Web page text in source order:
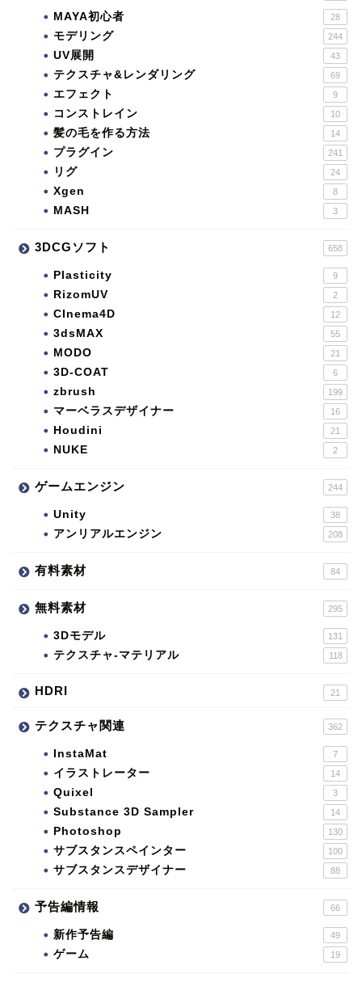
MAYA初心者 28
モデリング 244
UV展開 43
テクスチャ&レンダリング 69
エフェクト 9
コンストレイン 10
髪の毛を作る方法 14
プラグイン 241
リグ 24
Xgen 8
MASH 3
3DCGソフト 658
Plasticity 9
RizomUV 2
CInema4D 12
3dsMAX 55
MODO 21
3D-COAT 6
zbrush 199
マーベラスデザイナー 16
Houdini 21
NUKE 2
ゲームエンジン 244
Unity 38
アンリアルエンジン 208
有料素材 84
無料素材 295
3Dモデル 131
テクスチャ-マテリアル 118
HDRI 21
テクスチャ関連 362
InstaMat 7
イラストレーター 14
Quixel 3
Substance 3D Sampler 14
Photoshop 130
サブスタンスペインター 100
サブスタンスデザイナー 88
予告編情報 66
新作予告編 49
ゲーム 19